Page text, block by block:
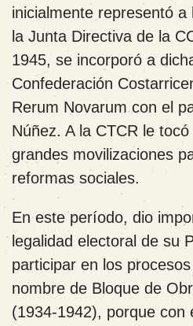
inicialmente representó
la Junta Directiva de la
1945, se incorporó a
Confederación
Rerum Novarum con el
Núñez. A la CTCR le
grandes movilizaciones
reformas sociales.
En este período, dio
legalidad electoral de su
participar en los
nombre de Bloque de
(1934-1942), porque con